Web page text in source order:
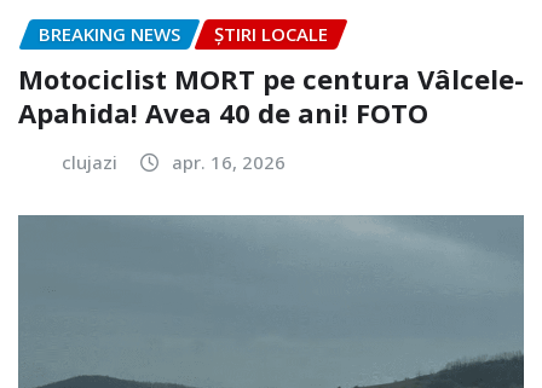
BREAKING NEWS ȘTIRI LOCALE
Motociclist MORT pe centura Vâlcele-
Apahida! Avea 40 de ani! FOTO
clujazi apr. 16, 2026